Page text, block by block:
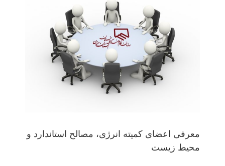
معرفی اعضای کمیته انرژی، مصالح استاندارد و
محیط زیست